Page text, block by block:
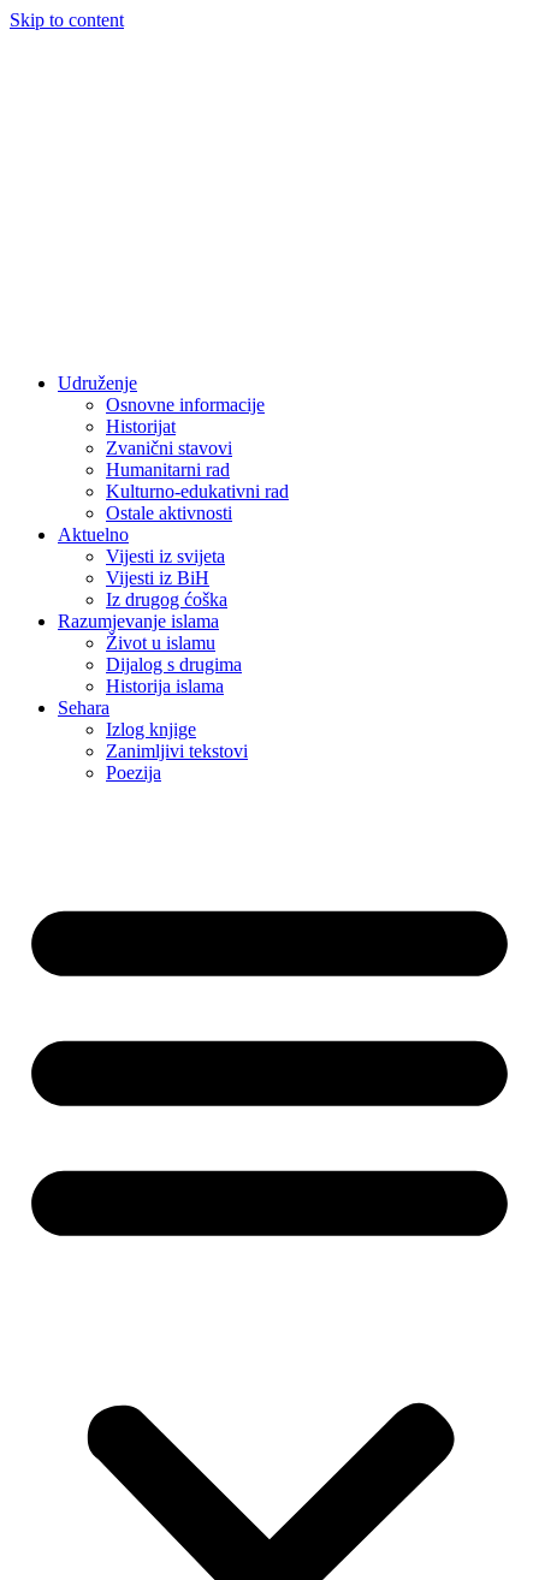
Skip to content
Udruženje
Osnovne informacije
Historijat
Zvanični stavovi
Humanitarni rad
Kulturno-edukativni rad
Ostale aktivnosti
Aktuelno
Vijesti iz svijeta
Vijesti iz BiH
Iz drugog ćoška
Razumjevanje islama
Život u islamu
Dijalog s drugima
Historija islama
Sehara
Izlog knjige
Zanimljivi tekstovi
Poezija